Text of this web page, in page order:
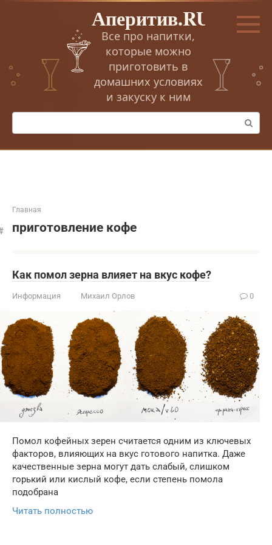
Перейти
Аперитив.RU
Все про напитки,
которые можно
приготовить в
домашних условиях
и закуску к ним
Поиск:
Главная
приготовление кофе
Как помол зерна влияет на вкус кофе?
Информация Михаил Орлов 0
Помол кофейных зерен считается одним из ключевых
факторов, влияющих на вкус готового напитка. Даже
качественные зерна могут дать слабый, слишком
горький или кислый кофе, если степень помола
подобрана
Читать полностью